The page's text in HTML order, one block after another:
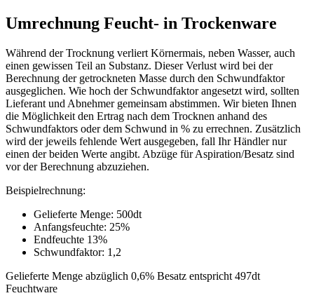
Umrechnung Feucht- in Trockenware
Während der Trocknung verliert Körnermais, neben Wasser, auch
einen gewissen Teil an Substanz. Dieser Verlust wird bei der
Berechnung der getrockneten Masse durch den Schwundfaktor
ausgeglichen. Wie hoch der Schwundfaktor angesetzt wird, sollten
Lieferant und Abnehmer gemeinsam abstimmen. Wir bieten Ihnen
die Möglichkeit den Ertrag nach dem Trocknen anhand des
Schwundfaktors oder dem Schwund in % zu errechnen. Zusätzlich
wird der jeweils fehlende Wert ausgegeben, fall Ihr Händler nur
einen der beiden Werte angibt. Abzüge für Aspiration/Besatz sind
vor der Berechnung abzuziehen.
Beispielrechnung:
Gelieferte Menge: 500dt
Anfangsfeuchte: 25%
Endfeuchte 13%
Schwundfaktor: 1,2
Gelieferte Menge abzüglich 0,6% Besatz entspricht 497dt
Feuchtware